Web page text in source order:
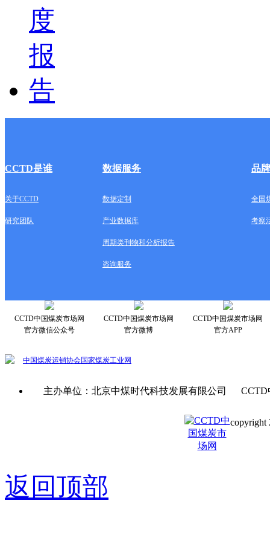
CCTD是谁 数据服务 品
关于CCTD 数据定制 全国
研究团队 产业数据库 考察
周期类刊物和分析报告
咨询服务
CCTD中国煤炭市场网
官方微信公众号
CCTD中国煤炭市场网
官方微博
CCTD中国煤炭市场网
官方APP
中国煤炭运销协会国家煤炭工业网
主办单位：北京中煤时代科技发展有限公司
copyright
返回顶部